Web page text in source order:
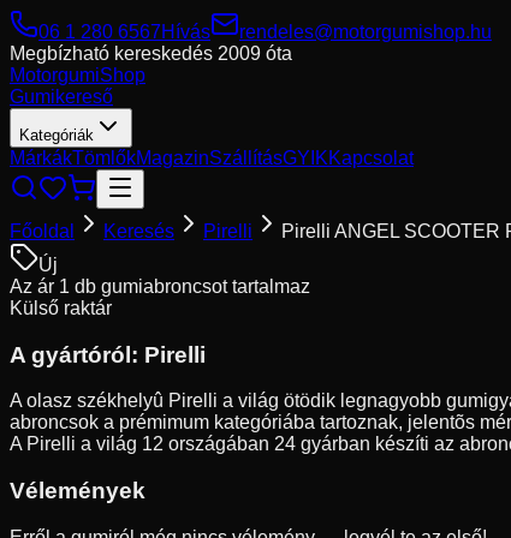
06 1 280 6567Hívás
rendeles@motorgumishop.hu
Megbízható kereskedés 2009 óta
MotorgumiShop
Gumikereső
Kategóriák
MárkákTömlőkMagazinSzállításGYIKKapcsolat
Főoldal Keresés Pirelli
Pirelli ANGEL SCOOTER
Új
Az ár 1 db gumiabroncsot tartalmaz
Külső raktár
A gyártóról: Pirelli
A olasz székhelyû Pirelli a világ ötödik legnagyobb
abroncsok a prémimum kategóriába tartoznak, jelentõs
A Pirelli a világ 12 országában 24 gyárban készíti az
Vélemények